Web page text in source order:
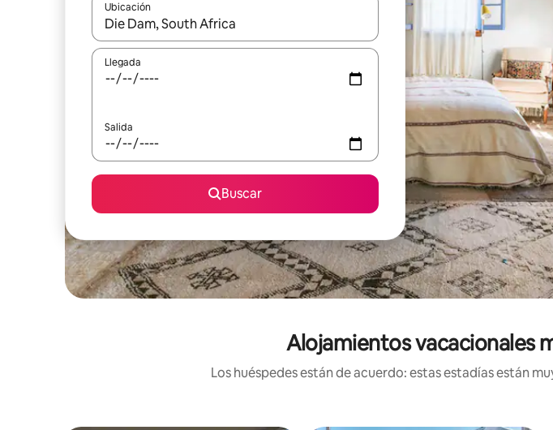
Ubicación
Cuando los resultados estén disponibles, navega con las teclas de flecha hacia arriba
Llegada
Salida
Buscar
Alojamientos vacacionales
Los huéspedes están de acuerdo: estas estadías están